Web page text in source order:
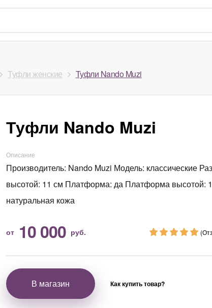
Туфли женские Туфли Nando Muzi
Туфли Nando Muzi
Описание
Производитель: Nando Muzi Модель: классические
высотой: 11 см Платформа: да Платформа высотой:
натуральная кожа
от 10 000 руб.
В магазин Как купить товар?